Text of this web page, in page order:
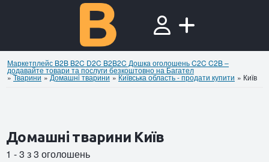
Маркетплейс B2B B2C D2C B2B2C Дошка оголошень C2C C2B –
додавайте товари та послуги безкоштовно на Багател
»Тварини »Домашнi тварини »Київська область - продати купити » Київ
Домашнi тварини Київ
1 - 3 з 3 оголошень